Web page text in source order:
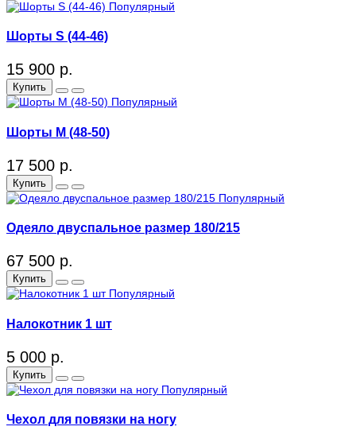
Популярный
Шорты S (44-46)
15 900 р.
Купить
Популярный
Шорты M (48-50)
17 500 р.
Купить
Популярный
Одеяло двуспальное размер 180/215
67 500 р.
Купить
Популярный
Налокотник 1 шт
5 000 р.
Купить
Популярный
Чехол для повязки на ногу